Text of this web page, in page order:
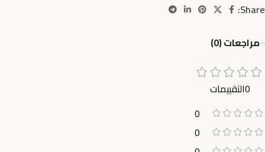
Share:
مراجعات (0)
0التقييمات
0
0